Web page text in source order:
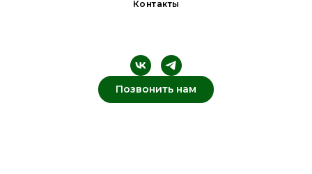
Контакты
Позвонить нам